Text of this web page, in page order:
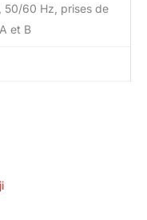
50/60 Hz, prises de
et B